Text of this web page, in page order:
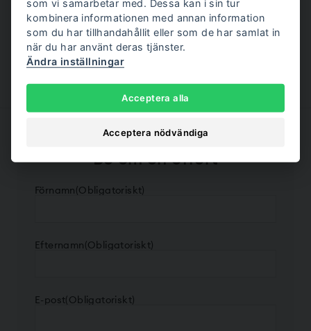
Går det att skaffa arbetsrum med
månadsbetalning?
Be om en offert
Förnamn(Obligatoriskt)
Efternamn(Obligatoriskt)
E-post(Obligatoriskt)
som vi samarbetar med. Dessa kan i sin tur
kombinera informationen med annan information
som du har tillhandahållit eller som de har samlat in
när du har använt deras tjänster.
Ändra inställningar
Acceptera alla
Acceptera nödvändiga